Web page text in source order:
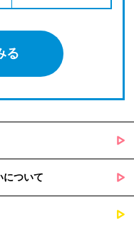
る
について